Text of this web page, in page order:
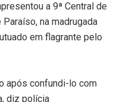
a 9ª Central de
na madrugada
em flagrante pelo
após confundi-lo com
diz polícia